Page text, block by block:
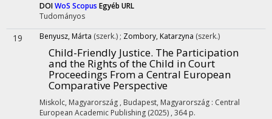
DOIWoS Scopus Egyéb URL
Tudományos
19 Benyusz, Márta (szerk.) ; Zombory, Katarzyna (szerk.)
Child-Friendly Justice. The Participation
and the Rights of the Child in Court
Proceedings From a Central European
Comparative Perspective
Miskolc, Magyarország , Budapest, Magyarország : Central
European Academic Publishing (2025) , 364 p.